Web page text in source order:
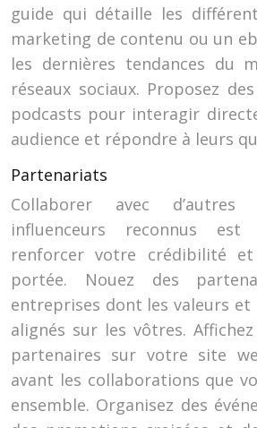
guide qui détaille les
marketing de contenu ou un
les dernières tendances du
réseaux sociaux. Proposez
podcasts pour interagir
audience et répondre à leurs
Partenariats
Collaborer avec d’autres
influenceurs reconnus
renforcer votre crédibilité et
portée. Nouez des
entreprises dont les valeurs
alignés sur les vôtres.
partenaires sur votre site
avant les collaborations que
ensemble. Organisez des